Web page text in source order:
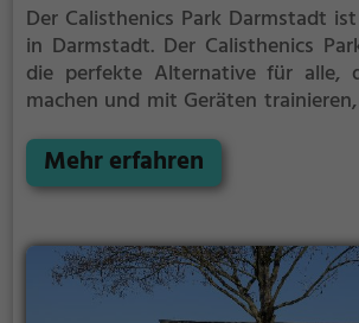
Der Calisthenics Park Darmstadt
in Darmstadt. Der Calisthenics
die perfekte Alternative für alle,
machen und mit Geräten
Mehr erfahren